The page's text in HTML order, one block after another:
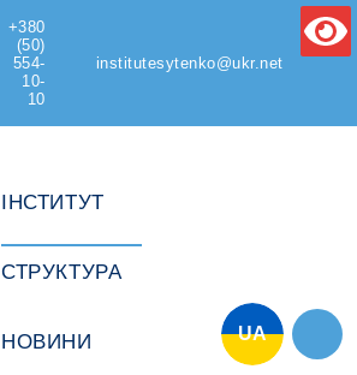
+380
(50)
554-
10-
10
institutesytenko@ukr.net
ІНСТИТУТ
СТРУКТУРА
НОВИНИ UA